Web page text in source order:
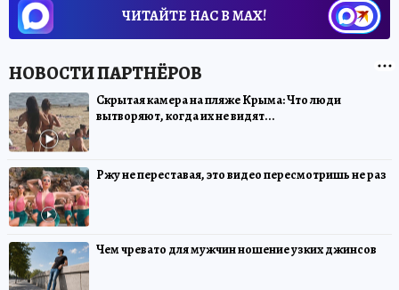
ЧИТАЙТЕ НАС В МАХ!
Скрытая камера на пляже Крыма: Что люди
вытворяют, когда их не видят...
Ржу не переставая, это видео пересмотришь не раз
Чем чревато для мужчин ношение узких джинсов